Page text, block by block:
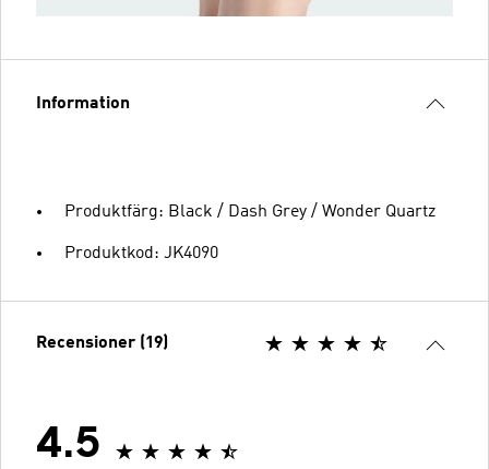
Information
Produktfärg: Black / Dash Grey / Wonder Quartz
Produktkod: JK4090
Recensioner (19)
4.5